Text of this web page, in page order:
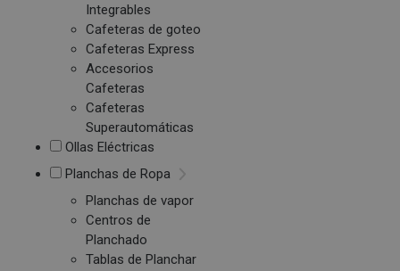
Integrables
Cafeteras de goteo
Cafeteras Express
Accesorios
Cafeteras
Cafeteras
Superautomáticas
Ollas Eléctricas
Planchas de Ropa
Planchas de vapor
Centros de
Planchado
Tablas de Planchar